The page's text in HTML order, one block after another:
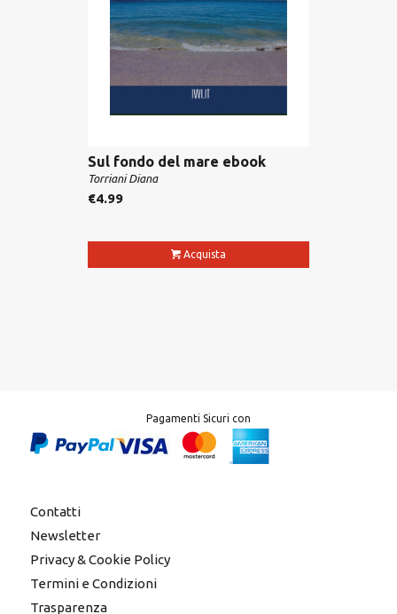
Sul fondo del mare ebook
Torriani Diana
€4.99
Acquista
Pagamenti Sicuri con
Contatti
Newsletter
Privacy & Cookie Policy
Termini e Condizioni
Trasparenza